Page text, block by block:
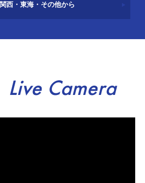
関西・東海・その他から
Live Camera